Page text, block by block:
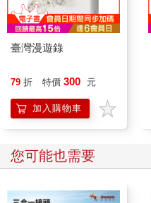
臺灣漫遊錄
79 折 特價 300 元
加入購物車
您可能也需要